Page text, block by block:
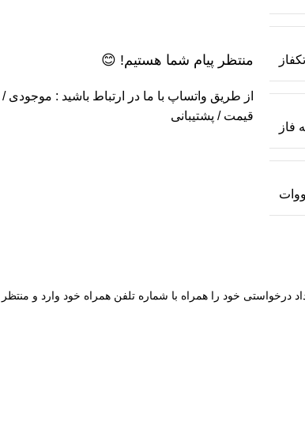
منتظر پیام شما هستیم! 😊
از طریق واتساپ با ما در ارتباط باشید : موجودی /
قیمت / پشتیبانی
خود را همراه با شماره تلفن همراه خود وارد و منتظر